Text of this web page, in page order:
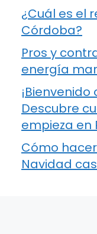
¿Cuál es el
Córdoba?
Pros y
energía
¡Bienvenido
Descubre
empieza en
Cómo
Navidad